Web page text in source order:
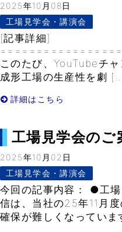
2025年10月08日
工場見学会・講演会
[記事詳細]
このたび、YouTubeチ
成形工場の生産性を劇
詳細はこちら
工場見学会のご
2025年10月02日
工場見学会・講演会
今回の記事内容： ●工
信は、当社の25年11月
確保が難しくなってい